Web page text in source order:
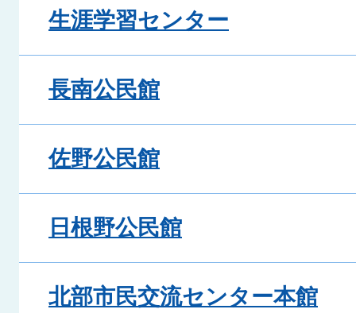
生涯学習センター
長南公民館
佐野公民館
日根野公民館
北部市民交流センター本館